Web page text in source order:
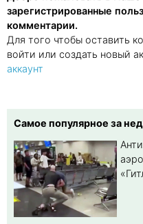
зарегистрированные
комментарии.
Для того чтобы оставить
войти или создать новый
аккаунт
Самое популярное за